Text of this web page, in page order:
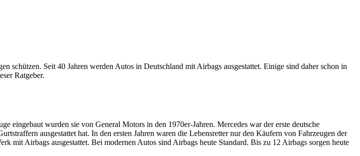
schützen. Seit 40 Jahren werden Autos in Deutschland mit Airbags ausgestattet. Einige sind daher schon in
Ratgeber.
eingebaut wurden sie von General Motors in den 1970er-Jahren. Mercedes war der erste deutsche
ausgestattet hat. In den ersten Jahren waren die Lebensretter nur den Käufern von Fahrzeugen der
mit Airbags ausgestattet. Bei modernen Autos sind Airbags heute Standard. Bis zu 12 Airbags sorgen heute